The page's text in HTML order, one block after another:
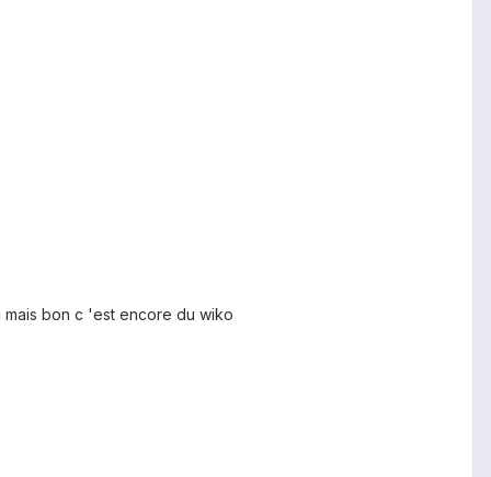
bon c 'est encore du wiko